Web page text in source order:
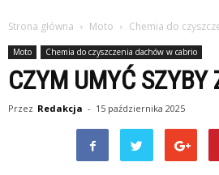
Strona główna Moto Chemia do
Moto Chemia do czyszczenia dachów w cabrio
CZYM UMYĆ SZYBY
Przez Redakcja - 15 października 2025